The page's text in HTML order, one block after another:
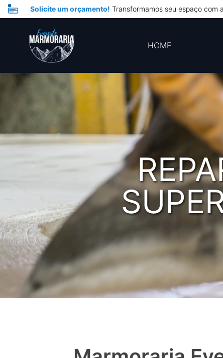
Solicite um orçamento! Transformamos seu espaço com
HOME